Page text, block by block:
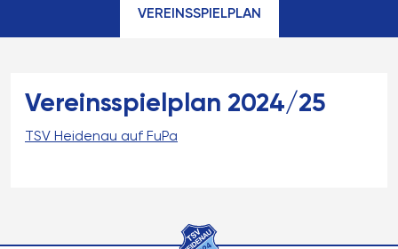
VEREINSSPIELPLAN
Vereinsspielplan 2024/25
TSV Heidenau auf FuPa